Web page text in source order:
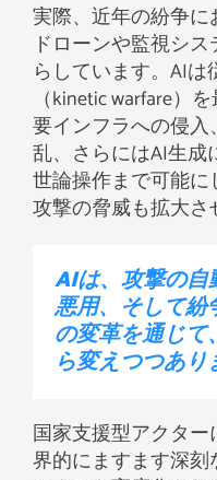
実際、近年の紛争
ドローンや監視シ
らしています。AI
（kinetic warfare）
要インフラへの侵
乱、さらにはAI生成
世論操作まで可能
攻撃の脅威も拡大さ
AIは、攻撃の自
悪用、そして
の変革を通じ
ら変えつつあり
国家支援型アクタ
界的にますます深